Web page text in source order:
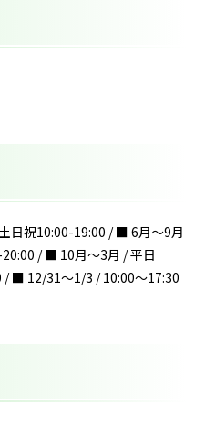
日祝10:00-19:00 / ■ 6月～9月
/ ■ 10月～3月 / 平日
/ ■ 12/31～1/3 / 10:00～17:30